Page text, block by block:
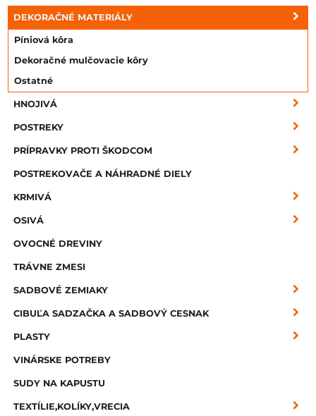
DEKORAČNÉ MATERIÁLY
Píniová kôra
Dekoračné mulčovacie kôry
Ostatné
HNOJIVÁ
POSTREKY
PRÍPRAVKY PROTI ŠKODCOM
POSTREKOVAČE A NÁHRADNÉ DIELY
KRMIVÁ
OSIVÁ
OVOCNÉ DREVINY
TRÁVNE ZMESI
SADBOVÉ ZEMIAKY
CIBUĽA SADZAČKA A SADBOVÝ CESNAK
PLASTY
VINÁRSKE POTREBY
SUDY NA KAPUSTU
TEXTÍLIE,KOLÍKY,VRECIA